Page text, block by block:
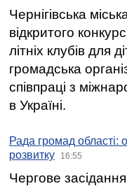
Чернігівська
відкритого
літніх клубів для
громадська
співпраці з
в Україні.
Рада громад області:
розвитку
16:55
Чергове